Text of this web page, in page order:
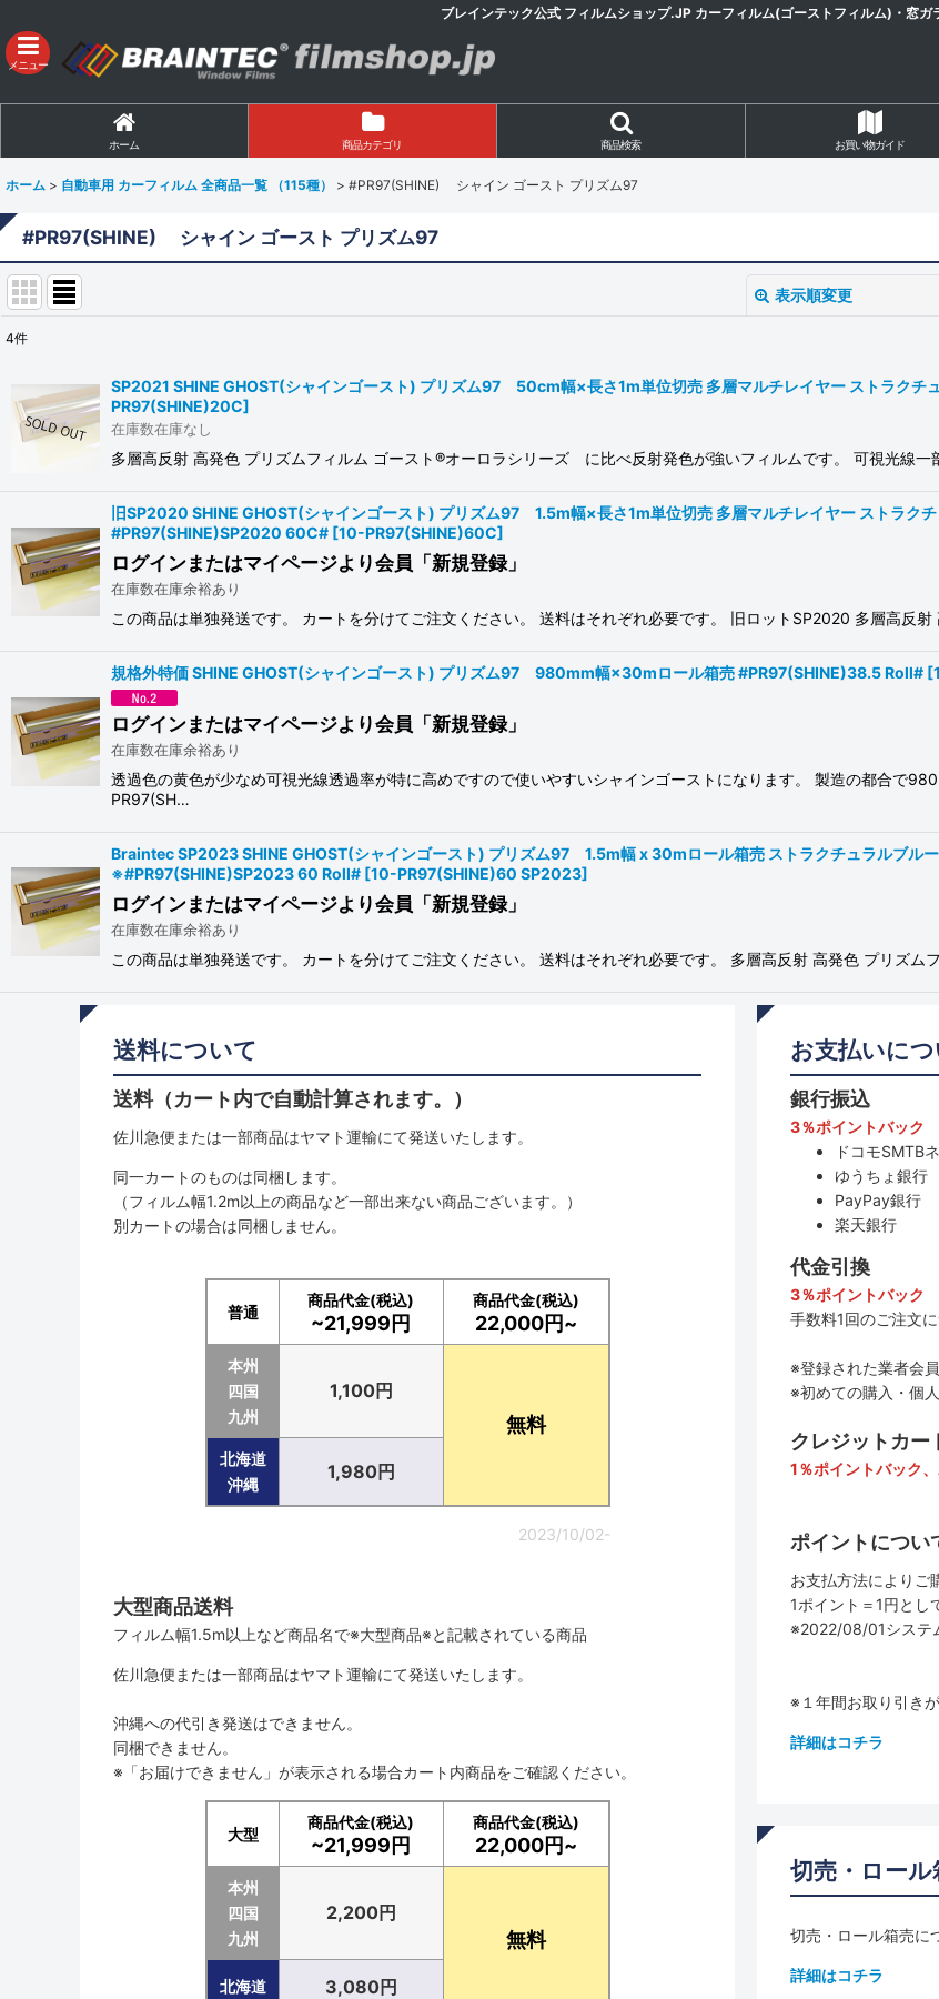
ブレインテック公式 フィルムショップ.JP カーフィルム(ゴーストフィルム)・窓ガ
メニュー
ホーム 商品カテゴリ 商品検索 お買い物ガイド
ホーム > 自動車用 カーフィルム 全商品一覧 （115種） > #PR97(SHINE) シャイン ゴースト プリズム97
#PR97(SHINE) シャイン ゴースト プリズム97
表示順変更
並び順 :
4件
SP2021 SHINE GHOST(シャインゴースト) プリズム97 50cm幅×長さ1m単位切売 多層マルチレイヤー ストラク
PR97(SHINE)20C]
在庫数在庫なし
多層高反射 高発色 プリズムフィルム ゴースト®オーロラシリーズ に比べ反射発色が強いフィルムです。 可視光線
旧SP2020 SHINE GHOST(シャインゴースト) プリズム97 1.5m幅×長さ1m単位切売 多層マルチレイヤー ストラク
#PR97(SHINE)SP2020 60C# [10-PR97(SHINE)60C]
ログインまたはマイページより会員「新規登録」
在庫数在庫余裕あり
この商品は単独発送です。 カートを分けてご注文ください。 送料はそれぞれ必要です。 旧ロットSP2020 多層高反
規格外特価 SHINE GHOST(シャインゴースト) プリズム97 980mm幅×30mロール箱売 #PR97(SHINE)38.5 Roll# [
ログインまたはマイページより会員「新規登録」
在庫数在庫余裕あり
透過色の黄色が少なめ可視光線透過率が特に高めですので使いやすいシャインゴーストになります。 製造の都合で
PR97(SH…
Braintec SP2023 SHINE GHOST(シャインゴースト) プリズム97 1.5m幅 x 30mロール箱売 ストラクチュラルブル
※#PR97(SHINE)SP2023 60 Roll# [10-PR97(SHINE)60 SP2023]
ログインまたはマイページより会員「新規登録」
在庫数在庫余裕あり
この商品は単独発送です。 カートを分けてご注文ください。 送料はそれぞれ必要です。 多層高反射 高発色 プリズ
送料について
送料（カート内で自動計算されます。）
佐川急便または一部商品はヤマト運輸にて発送いたします。
同一カートのものは同梱します。
（フィルム幅1.2m以上の商品など一部出来ない商品ございます。）
別カートの場合は同梱しません。
普通
商品代金(税込)
~21,999円
商品代金(税込)
22,000円~
本州
四国
九州
1,100円
無料
北海道
沖縄
1,980円
2023/10/02-
大型商品送料
フィルム幅1.5m以上など商品名で※大型商品※と記載されている商品
佐川急便または一部商品はヤマト運輸にて発送いたします。
沖縄への代引き発送はできません。
同梱できません。
※「お届けできません」が表示される場合カート内商品をご確認ください。
大型
商品代金(税込)
~21,999円
商品代金(税込)
22,000円~
本州
四国
九州
2,200円
無料
北海道 3,080円
お支払いに
銀行振込
3％ポイントバック
ドコモSMTB
ゆうちょ銀行
PayPay銀行
楽天銀行
代金引換
3％ポイントバック
手数料1回のご注文
※登録された業者会
※初めての購入・個
クレジットカ
1％ポイントバック
ポイントについ
お支払方法によりご
1ポイント＝1円とし
※2022/08/01システ
※１年間お取り引き
詳細はコチラ
切売・ロー
切売・ロール箱売に
詳細はコチラ